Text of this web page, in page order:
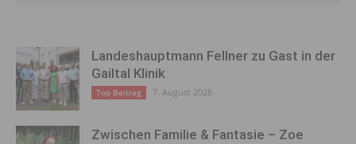
Landeshauptmann Fellner zu Gast in der
Gailtal Klinik
Top Beitrag 7. August 2026
Zwischen Familie & Fantasie – Zoe